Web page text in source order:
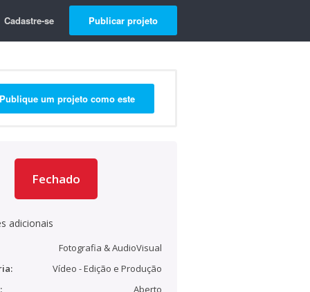
Cadastre-se Publicar projeto
Publique um projeto como este
Fechado
adicionais
Fotografia & AudioVisual
Vídeo - Edição e Produção
Aberto